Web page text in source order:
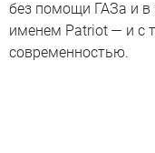
без помощи ГАЗа и в
именем Patriot — и с
современностью.